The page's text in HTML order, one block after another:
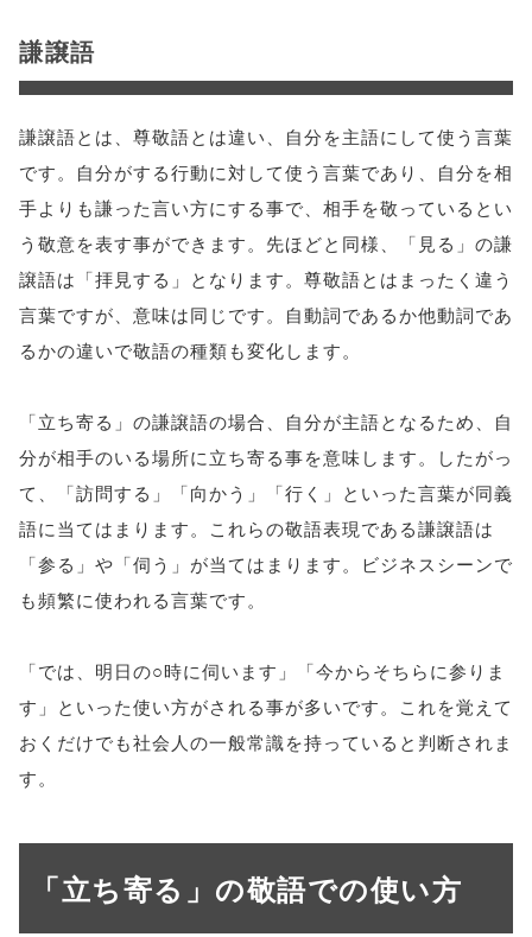
謙譲語
謙譲語とは、尊敬語とは違い、自分を主語にして使う言葉
です。自分がする行動に対して使う言葉であり、自分を相
手よりも謙った言い方にする事で、相手を敬っているとい
う敬意を表す事ができます。先ほどと同様、「見る」の謙
譲語は「拝見する」となります。尊敬語とはまったく違う
言葉ですが、意味は同じです。自動詞であるか他動詞であ
るかの違いで敬語の種類も変化します。
「立ち寄る」の謙譲語の場合、自分が主語となるため、自
分が相手のいる場所に立ち寄る事を意味します。したがっ
て、「訪問する」「向かう」「行く」といった言葉が同義
語に当てはまります。これらの敬語表現である謙譲語は
「参る」や「伺う」が当てはまります。ビジネスシーンで
も頻繁に使われる言葉です。
「では、明日の○時に伺います」「今からそちらに参りま
す」といった使い方がされる事が多いです。これを覚えて
おくだけでも社会人の一般常識を持っていると判断されま
す。
「立ち寄る」の敬語での使い方